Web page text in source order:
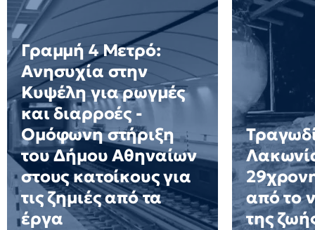
Γραμμή 4 Μετρό:
Ανησυχία στην
Κυψέλη για ρωγμές
και διαρροές -
Ομόφωνη στήριξη
του Δήμου Αθηναίων
στους κατοίκους για
τις ζημιές από τα
έργα
από το
της